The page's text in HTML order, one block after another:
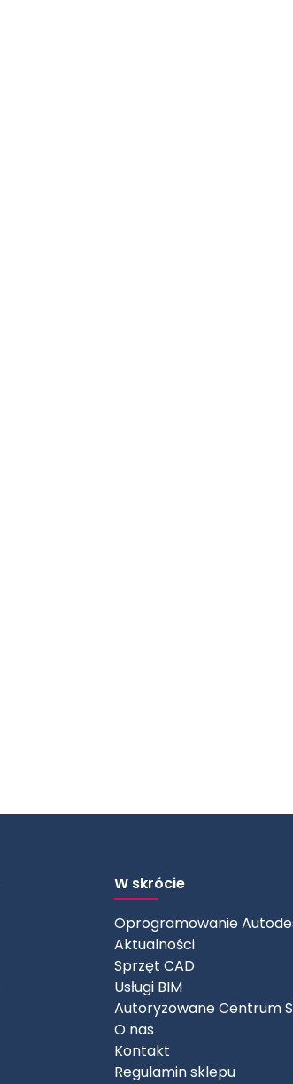
W skrócie
Oprogramowanie
Aktualności
Sprzęt CAD
Usługi BIM
Autoryzowane Centrum
O nas
Kontakt
Regulamin sklepu